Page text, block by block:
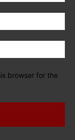
browser for the